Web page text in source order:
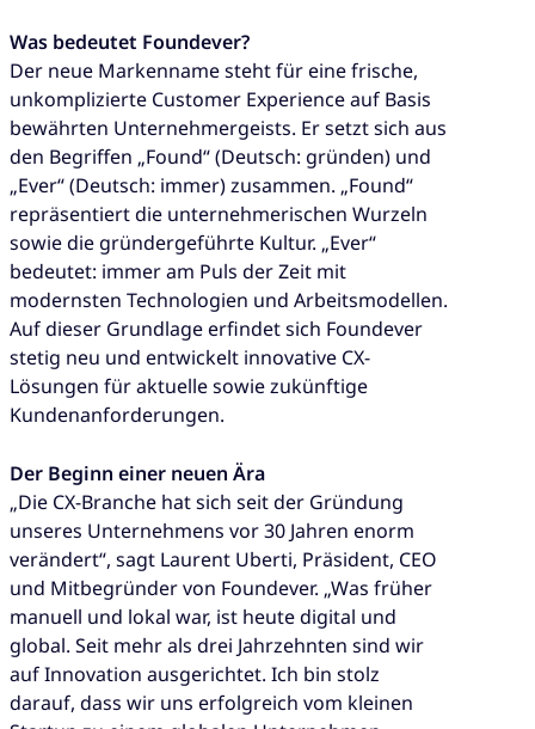
Was bedeutet Foundever?
Der neue Markenname steht für eine frische,
unkomplizierte Customer Experience auf Basis
bewährten Unternehmergeists. Er setzt sich aus
den Begriffen „Found“ (Deutsch: gründen) und
„Ever“ (Deutsch: immer) zusammen. „Found“
repräsentiert die unternehmerischen Wurzeln
sowie die gründergeführte Kultur. „Ever“
bedeutet: immer am Puls der Zeit mit
modernsten Technologien und Arbeitsmodellen.
Auf dieser Grundlage erfindet sich Foundever
stetig neu und entwickelt innovative CX-
Lösungen für aktuelle sowie zukünftige
Kundenanforderungen.
Der Beginn einer neuen Ära
„Die CX-Branche hat sich seit der Gründung
unseres Unternehmens vor 30 Jahren enorm
verändert“, sagt Laurent Uberti, Präsident, CEO
und Mitbegründer von Foundever. „Was früher
manuell und lokal war, ist heute digital und
global. Seit mehr als drei Jahrzehnten sind wir
auf Innovation ausgerichtet. Ich bin stolz
darauf, dass wir uns erfolgreich vom kleinen